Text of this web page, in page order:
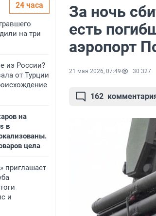
24 часа
на три
из России?
от Турции
на
в
цела
приглашает
и
За ночь
есть
аэропорт
21 мая 2026, 07:49 30 327
162